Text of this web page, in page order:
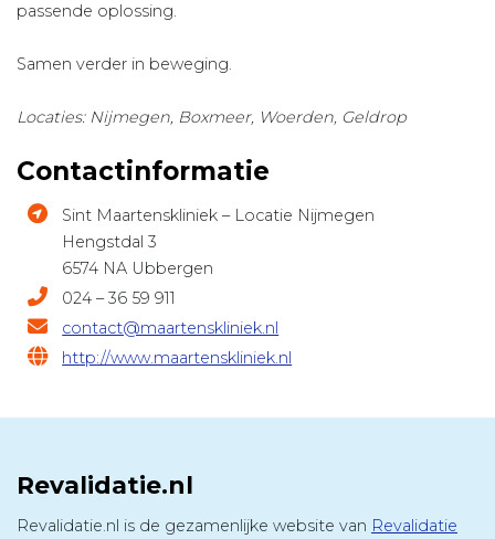
passende oplossing. ​
​Samen verder in beweging.
Locaties: Nijmegen, Boxmeer, Woerden, Geldrop
Contactinformatie
Sint Maartenskliniek – Locatie Nijmegen
Hengstdal 3
6574 NA Ubbergen
024 – 36 59 911
contact@maartenskliniek.nl
http://www.maartenskliniek.nl
Revalidatie.nl
Revalidatie.nl is de gezamenlijke website van Revalidatie